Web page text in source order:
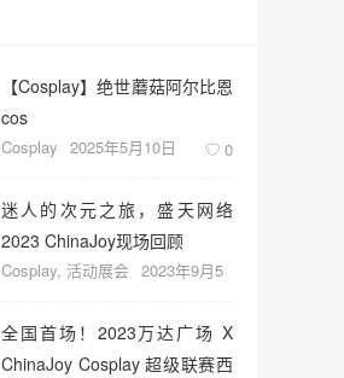
【Cosplay】绝世蘑菇阿尔比恩
cos
Cosplay 2025年5月10日 0
迷人的次元之旅，盛天网络
2023 ChinaJoy现场回顾
Cosplay, 活动展会 2023年9月5
全国首场！2023万达广场 X
ChinaJoy Cosplay 超级联赛西